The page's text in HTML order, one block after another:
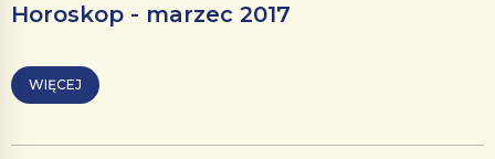
Horoskop - marzec 2017
WIĘCEJ